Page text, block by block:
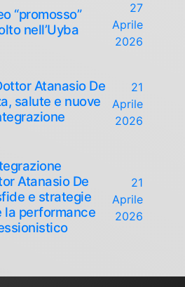
“promosso”
nell’Uyba
27
Aprile
2026
Atanasio De
salute e nuove
21
Aprile
2026
Atanasio De
e strategie
la performance
21
Aprile
2026